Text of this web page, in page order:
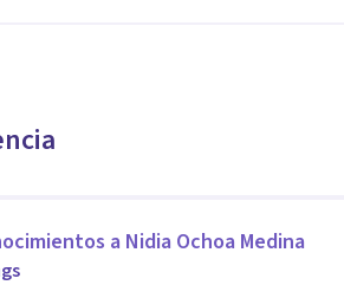
estructurada y orientada a objetivos
clara y psicoeducación al paciente
basado en evidencia
a Nidia Ochoa Medina